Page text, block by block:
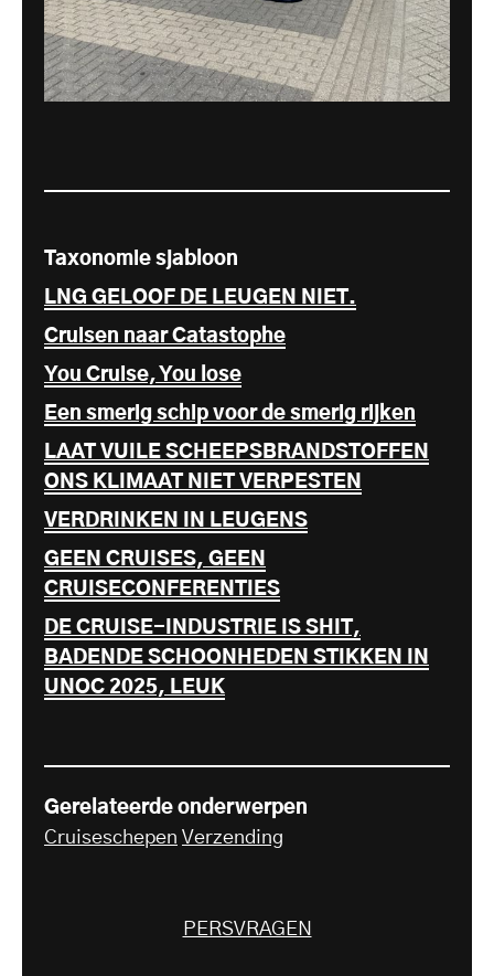
Taxonomie sjabloon
LNG GELOOF DE LEUGEN NIET.
Cruisen naar Catastophe
You Cruise, You lose
Een smerig schip voor de smerig rijken
LAAT VUILE SCHEEPSBRANDSTOFFEN
ONS KLIMAAT NIET VERPESTEN
VERDRINKEN IN LEUGENS
GEEN CRUISES, GEEN
CRUISECONFERENTIES
DE CRUISE-INDUSTRIE IS SHIT,
BADENDE SCHOONHEDEN STIKKEN IN
UNOC 2025, LEUK
Gerelateerde onderwerpen
Cruiseschepen Verzending
PERSVRAGEN